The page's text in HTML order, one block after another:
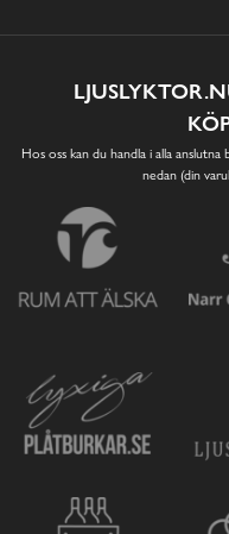
Hos oss kan du handla i alla
nedan (din